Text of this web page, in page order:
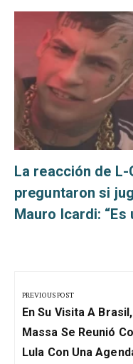
La reacción de
preguntaron si
Mauro Icardi: “Es
de
entradas
PREVIOUS POST
Previous
Post:
En Su Visita A Brasil,
Massa Se Reunió
Lula Con Una